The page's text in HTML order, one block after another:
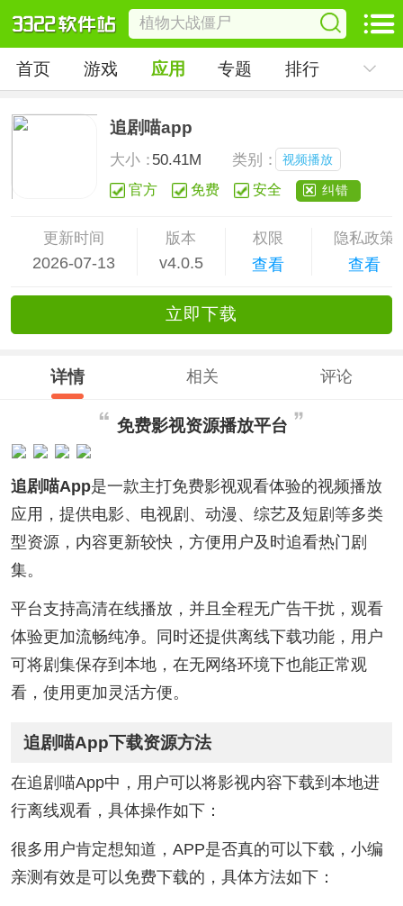
首页 游戏 应用 专题 排行
追剧喵app
大小：50.41M 类别： 视频播放
官方 免费 安全 纠错
更新时间
2026-07-13
版本
v4.0.5
权限
查看
隐私政策
查看
立即下载
详情 相关 评论
免费影视资源播放平台
追剧喵App是一款主打免费影视观看体验的视频播放
应用，提供电影、电视剧、动漫、综艺及短剧等多类
型资源，内容更新较快，方便用户及时追看热门剧
集。
平台支持高清在线播放，并且全程无广告干扰，观看
体验更加流畅纯净。同时还提供离线下载功能，用户
可将剧集保存到本地，在无网络环境下也能正常观
看，使用更加灵活方便。
追剧喵App下载资源方法
在追剧喵App中，用户可以将影视内容下载到本地进
行离线观看，具体操作如下：
很多用户肯定想知道，APP是否真的可以下载，小编
亲测有效是可以免费下载的，具体方法如下：